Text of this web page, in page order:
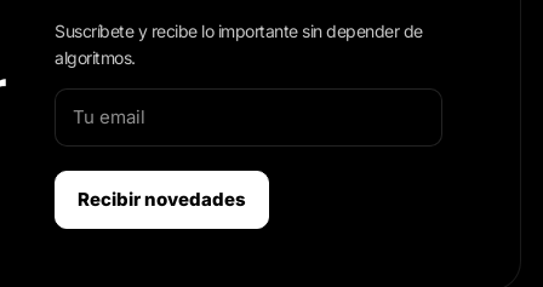
Suscríbete y recibe lo importante sin depender de
algoritmos.
Recibir novedades